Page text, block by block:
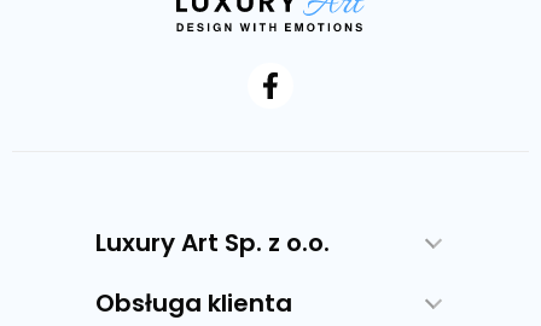
Luxury Art Sp. z o.o.
Obsługa klienta